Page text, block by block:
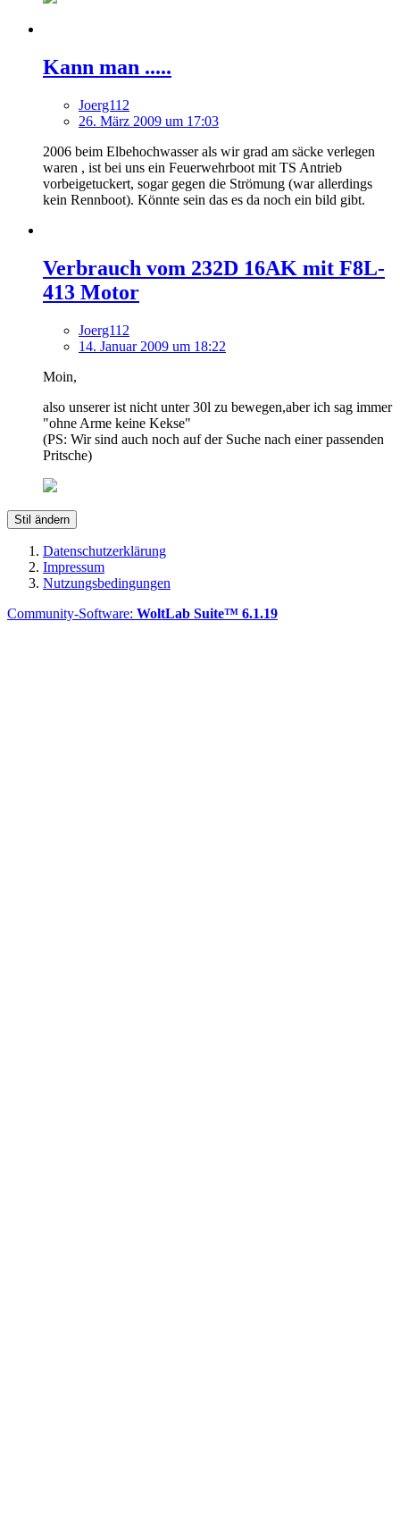
Kann man .....
Joerg112
26. März 2009 um 17:03
2006 beim Elbehochwasser als wir grad am säcke verlegen
waren , ist bei uns ein Feuerwehrboot mit TS Antrieb
vorbeigetuckert, sogar gegen die Strömung (war allerdings
kein Rennboot). Könnte sein das es da noch ein bild gibt.
Verbrauch vom 232D 16AK mit F8L-
413 Motor
Joerg112
14. Januar 2009 um 18:22
Moin,
also unserer ist nicht unter 30l zu bewegen,aber ich sag immer
"ohne Arme keine Kekse"
(PS: Wir sind auch noch auf der Suche nach einer passenden
Pritsche)
Stil ändern
Datenschutzerklärung
Impressum
Nutzungsbedingungen
Community-Software: WoltLab Suite™ 6.1.19